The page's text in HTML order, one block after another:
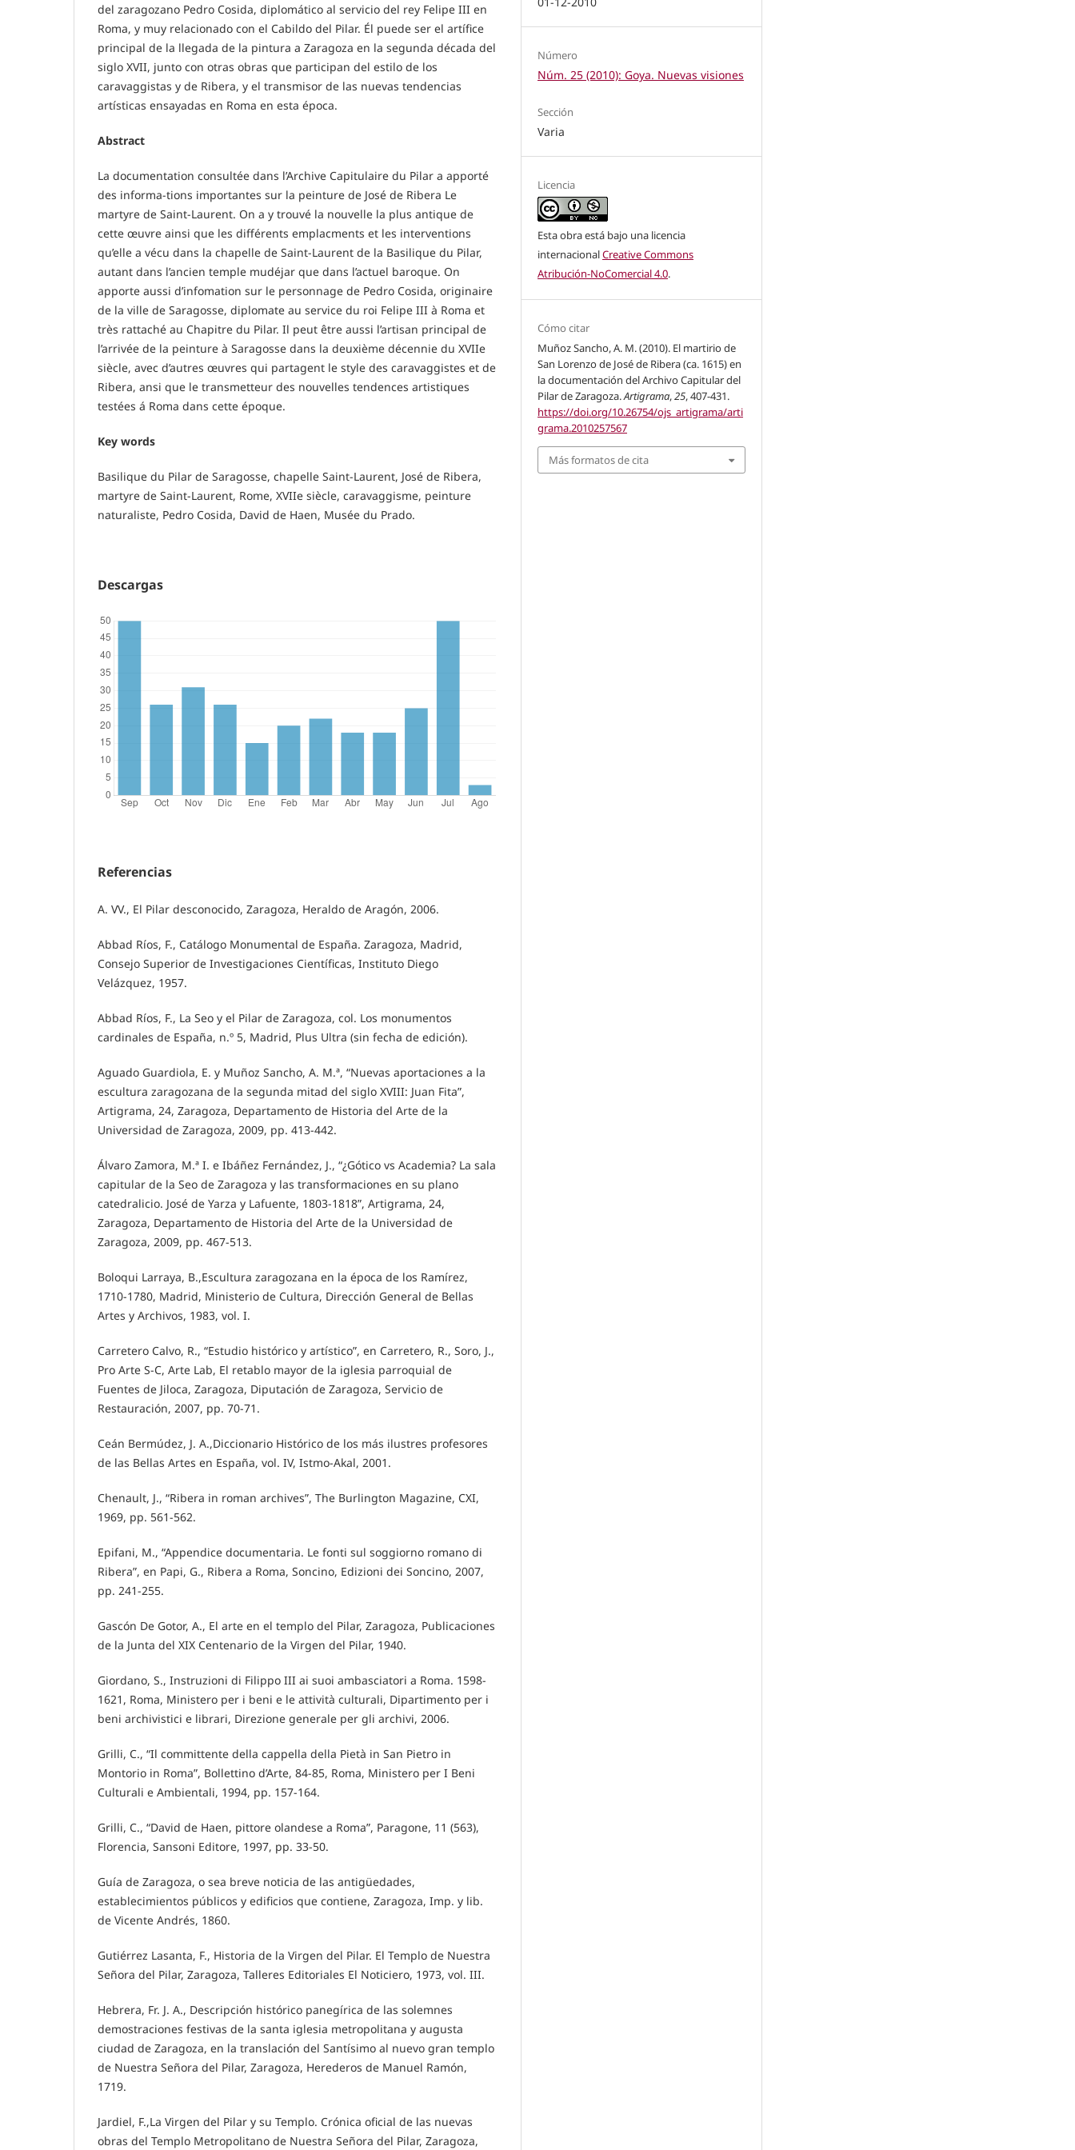
del zaragozano Pedro Cosida, diplomático al servicio del rey Felipe III en
Roma, y muy relacionado con el Cabildo del Pilar. Él puede ser el artífice
principal de la llegada de la pintura a Zaragoza en la segunda década del
siglo XVII, junto con otras obras que participan del estilo de los
caravaggistas y de Ribera, y el transmisor de las nuevas tendencias
artísticas ensayadas en Roma en esta época.
Abstract
La documentation consultée dans l’Archive Capitulaire du Pilar a apporté
des informa-tions importantes sur la peinture de José de Ribera Le
martyre de Saint-Laurent. On a y trouvé la nouvelle la plus antique de
cette œuvre ainsi que les différents emplacments et les interventions
qu’elle a vécu dans la chapelle de Saint-Laurent de la Basilique du Pilar,
autant dans l’ancien temple mudéjar que dans l’actuel baroque. On
apporte aussi d’infomation sur le personnage de Pedro Cosida, originaire
de la ville de Saragosse, diplomate au service du roi Felipe III à Roma et
très rattaché au Chapitre du Pilar. Il peut être aussi l’artisan principal de
l’arrivée de la peinture à Saragosse dans la deuxième décennie du XVIIe
siècle, avec d’autres œuvres qui partagent le style des caravaggistes et de
Ribera, ansi que le transmetteur des nouvelles tendences artistiques
testées á Roma dans cette époque.
Key words
Basilique du Pilar de Saragosse, chapelle Saint-Laurent, José de Ribera,
martyre de Saint-Laurent, Rome, XVIIe siècle, caravaggisme, peinture
naturaliste, Pedro Cosida, David de Haen, Musée du Prado.
Descargas
Referencias
A. VV., El Pilar desconocido, Zaragoza, Heraldo de Aragón, 2006.
Abbad Ríos, F., Catálogo Monumental de España. Zaragoza, Madrid,
Consejo Superior de Investigaciones Científicas, Instituto Diego
Velázquez, 1957.
Abbad Ríos, F., La Seo y el Pilar de Zaragoza, col. Los monumentos
cardinales de España, n.º 5, Madrid, Plus Ultra (sin fecha de edición).
Aguado Guardiola, E. y Muñoz Sancho, A. M.ª, “Nuevas aportaciones a la
escultura zaragozana de la segunda mitad del siglo XVIII: Juan Fita”,
Artigrama, 24, Zaragoza, Departamento de Historia del Arte de la
Universidad de Zaragoza, 2009, pp. 413-442.
Álvaro Zamora, M.ª I. e Ibáñez Fernández, J., “¿Gótico vs Academia? La sala
capitular de la Seo de Zaragoza y las transformaciones en su plano
catedralicio. José de Yarza y Lafuente, 1803-1818”, Artigrama, 24,
Zaragoza, Departamento de Historia del Arte de la Universidad de
Zaragoza, 2009, pp. 467-513.
Boloqui Larraya, B.,Escultura zaragozana en la época de los Ramírez,
1710-1780, Madrid, Ministerio de Cultura, Dirección General de Bellas
Artes y Archivos, 1983, vol. I.
Carretero Calvo, R., “Estudio histórico y artístico”, en Carretero, R., Soro, J.,
Pro Arte S-C, Arte Lab, El retablo mayor de la iglesia parroquial de
Fuentes de Jiloca, Zaragoza, Diputación de Zaragoza, Servicio de
Restauración, 2007, pp. 70-71.
Ceán Bermúdez, J. A.,Diccionario Histórico de los más ilustres profesores
de las Bellas Artes en España, vol. IV, Istmo-Akal, 2001.
Chenault, J., “Ribera in roman archives”, The Burlington Magazine, CXI,
1969, pp. 561-562.
Epifani, M., “Appendice documentaria. Le fonti sul soggiorno romano di
Ribera”, en Papi, G., Ribera a Roma, Soncino, Edizioni dei Soncino, 2007,
pp. 241-255.
Gascón De Gotor, A., El arte en el templo del Pilar, Zaragoza, Publicaciones
de la Junta del XIX Centenario de la Virgen del Pilar, 1940.
Giordano, S., Instruzioni di Filippo III ai suoi ambasciatori a Roma. 1598-
1621, Roma, Ministero per i beni e le attività culturali, Dipartimento per i
beni archivistici e librari, Direzione generale per gli archivi, 2006.
Grilli, C., “Il committente della cappella della Pietà in San Pietro in
Montorio in Roma”, Bollettino d’Arte, 84-85, Roma, Ministero per I Beni
Culturali e Ambientali, 1994, pp. 157-164.
Grilli, C., “David de Haen, pittore olandese a Roma”, Paragone, 11 (563),
Florencia, Sansoni Editore, 1997, pp. 33-50.
Guía de Zaragoza, o sea breve noticia de las antigüedades,
establecimientos públicos y edificios que contiene, Zaragoza, Imp. y lib.
de Vicente Andrés, 1860.
Gutiérrez Lasanta, F., Historia de la Virgen del Pilar. El Templo de Nuestra
Señora del Pilar, Zaragoza, Talleres Editoriales El Noticiero, 1973, vol. III.
Hebrera, Fr. J. A., Descripción histórico panegírica de las solemnes
demostraciones festivas de la santa iglesia metropolitana y augusta
ciudad de Zaragoza, en la translación del Santísimo al nuevo gran templo
de Nuestra Señora del Pilar, Zaragoza, Herederos de Manuel Ramón,
1719.
Jardiel, F.,La Virgen del Pilar y su Templo. Crónica oficial de las nuevas
obras del Templo Metropolitano de Nuestra Señora del Pilar, Zaragoza,
Número
Núm. 25 (2010): Goya. Nuevas visiones
Sección
Varia
Licencia
Esta obra está bajo una licencia
internacionalCreative Commons
Atribución-NoComercial 4.0.
Cómo citar
Muñoz Sancho, A. M. (2010). El martirio de
San Lorenzo de José de Ribera (ca. 1615) en
la documentación del Archivo Capitular del
Pilar de Zaragoza.Artigrama,25, 407-431.
https://doi.org/10.26754/ojs_artigrama/arti
grama.2010257567
Más formatos de cita